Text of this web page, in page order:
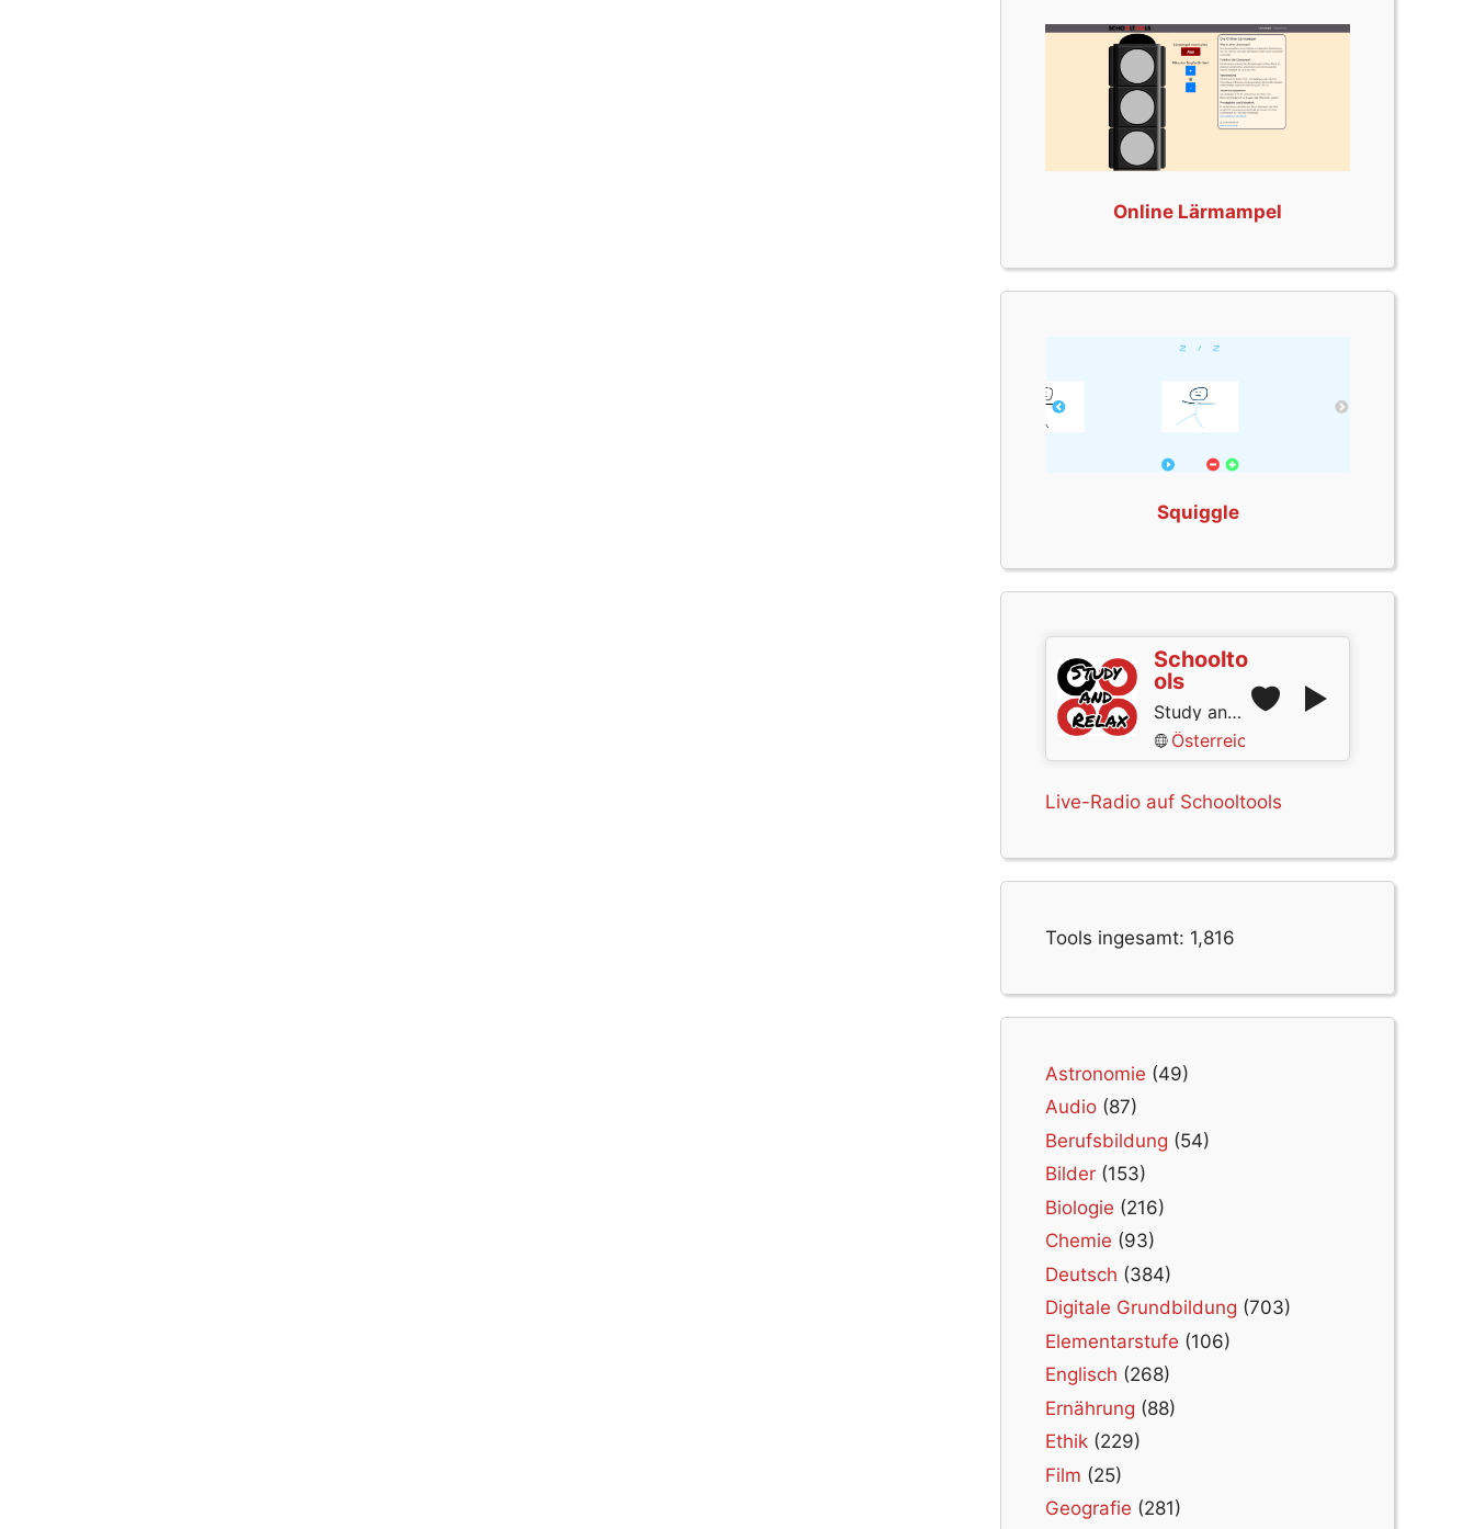
Online Lärmampel
Squiggle
Schoolto
ols
Study and Relax
Österreich
Live-Radio auf Schooltools
Tools ingesamt: 1,816
Astronomie (49)
Audio (87)
Berufsbildung (54)
Bilder (153)
Biologie (216)
Chemie (93)
Deutsch (384)
Digitale Grundbildung (703)
Elementarstufe (106)
Englisch (268)
Ernährung (88)
Ethik (229)
Film (25)
Geografie (281)